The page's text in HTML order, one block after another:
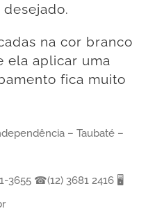
na cor branco
ela aplicar uma
fica muito
– Taubaté –
3655 ☎(12) 3681 2416 🖥